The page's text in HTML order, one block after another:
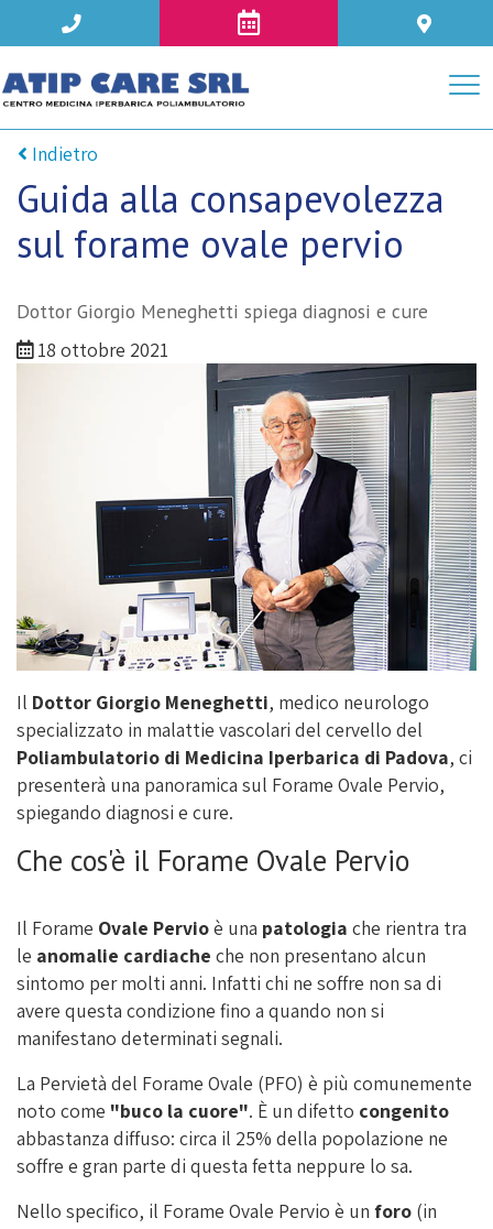
Indietro
Guida alla consapevolezza
sul forame ovale pervio
Dottor Giorgio Meneghetti spiega diagnosi e cure
18 ottobre 2021
Il Dottor Giorgio Meneghetti, medico neurologo
specializzato in malattie vascolari del cervello del
Poliambulatorio di Medicina Iperbarica di Padova, ci
presenterà una panoramica sul Forame Ovale Pervio,
spiegando diagnosi e cure.
Che cos'è il Forame Ovale Pervio
Il Forame Ovale Pervioè una patologia che rientra tra
le anomalie cardiache che non presentano alcun
sintomo per molti anni. Infatti chi ne soffre non sa di
avere questa condizione fino a quando non si
manifestano determinati segnali.
La Pervietà del Forame Ovale (PFO) è più comunemente
noto come "buco la cuore". È un difetto congenito
abbastanza diffuso: circa il 25% della popolazione ne
soffre e gran parte di questa fetta neppure lo sa.
Nello specifico, il Forame Ovale Pervio è un foro (in